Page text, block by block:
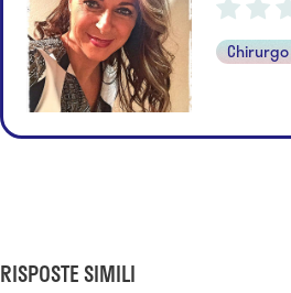
RISPOSTE SIMILI